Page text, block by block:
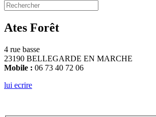
Ates Forêt
4 rue basse
23190 BELLEGARDE EN MARCHE
Mobile : 06 73 40 72 06
lui ecrire